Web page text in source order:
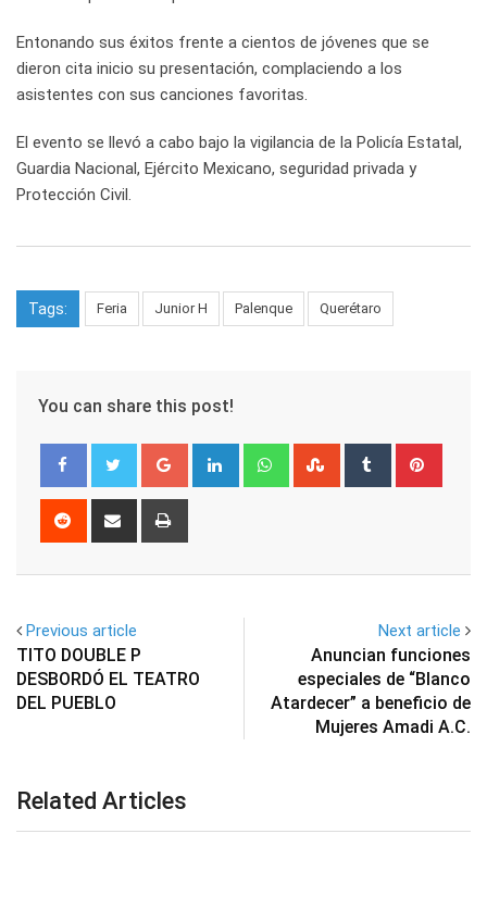
Entonando sus éxitos frente a cientos de jóvenes que se
dieron cita inicio su presentación, complaciendo a los
asistentes con sus canciones favoritas.
El evento se llevó a cabo bajo la vigilancia de la Policía Estatal,
Guardia Nacional, Ejército Mexicano, seguridad privada y
Protección Civil.
Tags: Feria Junior H Palenque Querétaro
You can share this post!
Google+ LinkedIn WhatsappStumbleUpon
Tumblr
Reddit
Share
Previous article
TITO DOUBLE P
DESBORDÓ EL TEATRO
DEL PUEBLO
Next article
Anuncian funciones
especiales de “Blanco
Atardecer” a beneficio de
Mujeres Amadi A.C.
Related Articles